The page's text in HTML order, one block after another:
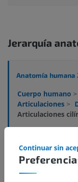
Jerarquía
Anatomía humana
Cuerpo humano >
Articulaciones >
Articulaciones
Articulación
Ginglimo
Continuar sin